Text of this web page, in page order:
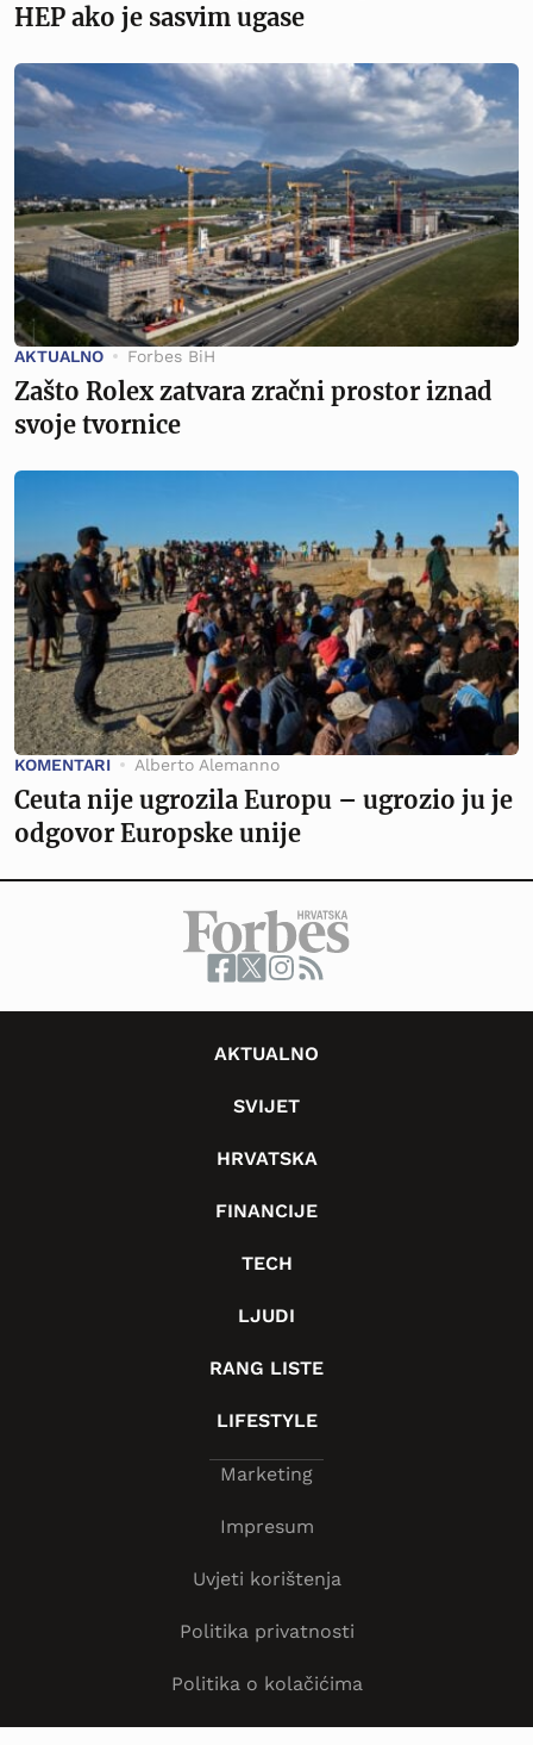
HEP ako je sasvim ugase
AKTUALNO Forbes BiH
Zašto Rolex zatvara zračni prostor iznad
svoje tvornice
KOMENTARI Alberto Alemanno
Ceuta nije ugrozila Europu – ugrozio ju je
odgovor Europske unije
AKTUALNO
SVIJET
HRVATSKA
FINANCIJE
TECH
LJUDI
RANG LISTE
LIFESTYLE
Marketing
Impresum
Uvjeti korištenja
Politika privatnosti
Politika o kolačićima